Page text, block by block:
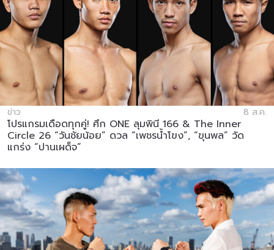
ข่าว 8 ส.ค.
โปรแกรมเดือดทุกคู่! ศึก ONE ลุมพินี 166 & The Inner
Circle 26 “วันชัยน้อย” ดวล “เพชรน้ำโขง”, “ขุนพล” วัด
แกร่ง “ปานเผด็จ”
สมัครเพื่อไม่พลาดข่าวเด็ด
เพื่อไม่พลาดข่าวสารของ ONE รีบลงทะเบียนตอนนี้
เพื่อรับข้อมูลอัปเดตล่าสุดก่อนใคร รวมทั้งข้อเสนอ
และสิทธิพิเศษในการเลือกที่นั่งที่ดีที่สุดในสนาม